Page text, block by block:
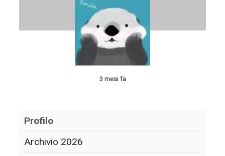
3 mesi fa
Profilo
Archivio 2026